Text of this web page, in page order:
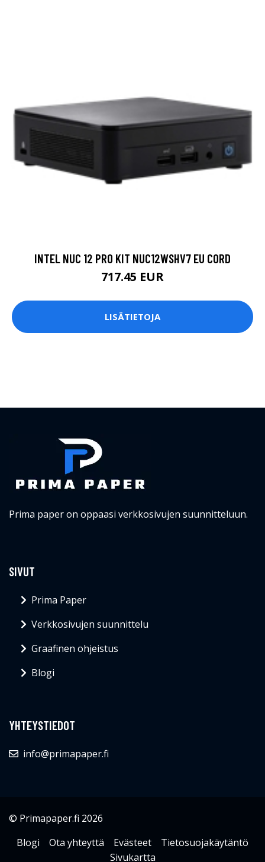
INTEL NUC 12 PRO KIT NUC12WSHV7 EU CORD
717.45 EUR
LISÄTIETOJA
Prima paper on oppaasi verkkosivujen suunnitteluun.
SIVUT
Prima Paper
Verkkosivujen suunnittelu
Graafinen ohjeistus
Blogi
YHTEYSTIEDOT
info@primapaper.fi
© Primapaper.fi 2026
Blogi
Ota yhteyttä Evästeet
Tietosuojakäytäntö
Sivukartta